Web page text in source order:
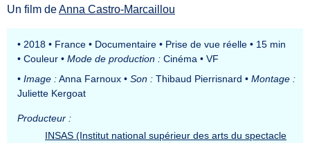
Un film deAnna Castro-Marcaillou
• 2018 • France • Documentaire • Prise de vue réelle • 15 min
• Couleur • Mode de production : Cinéma • VF
• Image :Anna Farnoux • Son : Thibaud Pierrisnard • Montage :
Juliette Kergoat
Producteur :
INSAS (Institut national supérieur des arts du spectacle